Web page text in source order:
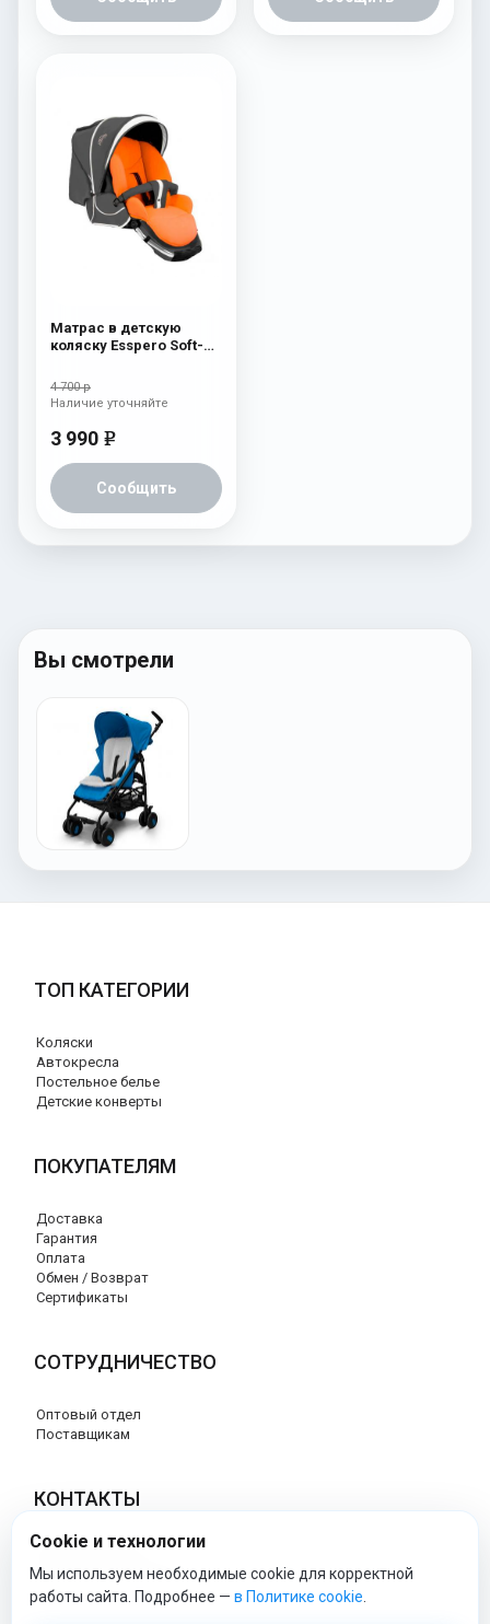
Матрас в детскую
коляску Esspero Soft-
4 700 р
3 990 e
Сообщить
Наличие уточняйте
Вы смотрели
ТОП КАТЕГОРИИ
Коляски
Автокресла
Постельное белье
Детские конверты
ПОКУПАТЕЛЯМ
Доставка
Гарантия
Оплата
Обмен / Возврат
Сертификаты
СОТРУДНИЧЕСТВО
Оптовый отдел
Поставщикам
КОНТАКТЫ
8 (800) 707-76-34
info@esspero-market.ru
Cookie и технологии
Мы используем необходимые cookie для корректной
работы сайта. Подробнее — в Политике cookie